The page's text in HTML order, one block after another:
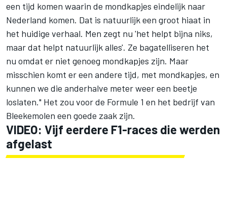
een tijd komen waarin de mondkapjes eindelijk naar
Nederland komen. Dat is natuurlijk een groot hiaat in
het huidige verhaal. Men zegt nu 'het helpt bijna niks,
maar dat helpt natuurlijk alles'. Ze bagatelliseren het
nu omdat er niet genoeg mondkapjes zijn. Maar
misschien komt er een andere tijd, met mondkapjes, en
kunnen we die anderhalve meter weer een beetje
loslaten." Het zou voor de Formule 1 en het bedrijf van
Bleekemolen een goede zaak zijn.
VIDEO: Vijf eerdere F1-races die werden
afgelast